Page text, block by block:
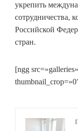
укрепить
сотрудничества,
Российской
стран.
[ngg